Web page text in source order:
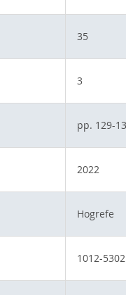
35
3
pp. 129-
2022
Hogrefe
1012-5302